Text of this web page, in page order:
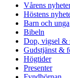
Vårens
Höstens
Barn och unga
Bibeln
Dop, vigsel &
Gudstjänst &
Högtider
Presenter